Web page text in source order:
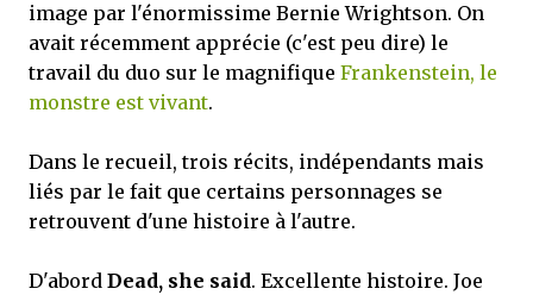
image par l'énormissime Bernie Wrightson. On
avait récemment apprécie (c'est peu dire) le
travail du duo sur le magnifique Frankenstein, le
monstre est vivant.
Dans le recueil, trois récits, indépendants mais
liés par le fait que certains personnages se
retrouvent d'une histoire à l'autre.
D'abord Dead, she said. Excellente histoire. Joe